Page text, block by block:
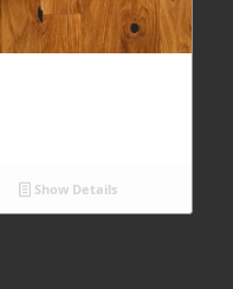
Show Details